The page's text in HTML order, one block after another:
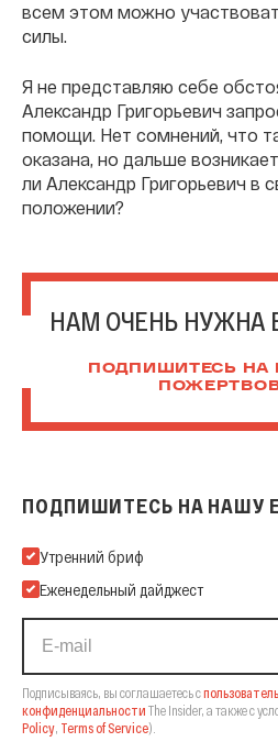
всем этом можно
силы.
Я не представляю себе
Александр Григорьевич
помощи. Нет сомнений, что
оказана, но дальше
ли Александр Григорьевич в
положении?
НАМ ОЧЕНЬ
ПОДПИШИТЕСЬ НА
ПОДПИШИТЕСЬ НА НАШУ
Подпишитесь на нашу Email-
Утренний бриф
Еженедельный дайджест
Подписываясь, вы соглашаетесь с
конфиденциальности The Insider, а также с
Policy, Terms of Service).